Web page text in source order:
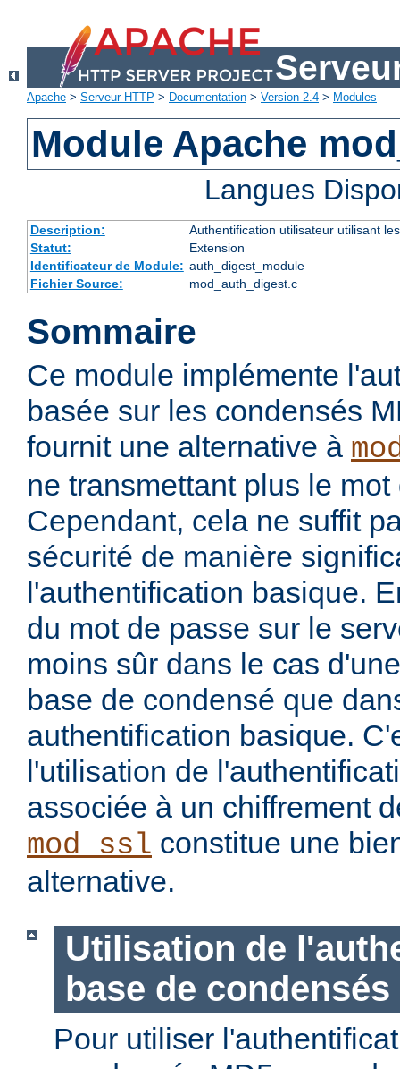
Apache > Serveur HTTP > Documentation > Version 2.4 > Modules
Module Apache
Langues
Description:
Authentification utilisateur utilisant
Statut:
Extension
Identificateur de Module: auth_digest_module
Fichier Source:
mod_auth_digest.c
Sommaire
Ce module implémente
basée sur les condensés
fournit une alternative à
ne transmettant plus le
Cependant, cela ne suffit
sécurité de manière
l'authentification basique.
du mot de passe sur le
moins sûr dans le cas
base de condensé que
authentification basique.
l'utilisation de
associée à un chiffrement
mod_ssl constitue une
alternative.
Utilisation de
base de condensés
Pour utiliser